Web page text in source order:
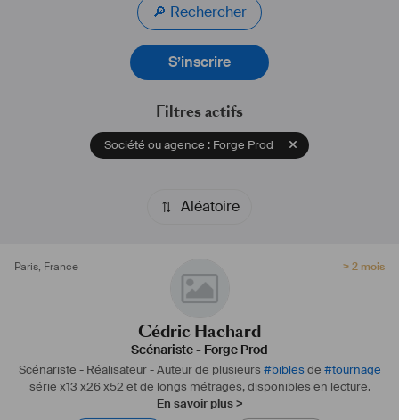
🔎 Rechercher
S’inscrire
Filtres actifs
Société ou agence : Forge Prod
Aléatoire
Paris, France > 2 mois
Cédric Hachard
Scénariste- Forge Prod
Scénariste - Réalisateur - Auteur de plusieurs #biblesde #tournage
série x13 x26 x52 et de longs métrages, disponibles en lecture.
En savoir plus >